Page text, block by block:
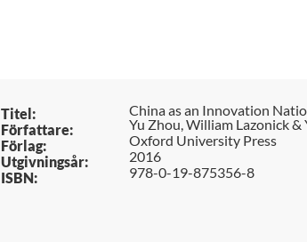
Titel:
China as an Innovation
Författare:
Yu Zhou, William Lazonick &
Förlag:
Oxford University Press
Utgivningsår:
2016
ISBN:
978-0-19-875356-8